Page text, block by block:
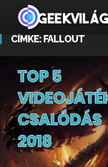
CÍMKE: FALLOUT